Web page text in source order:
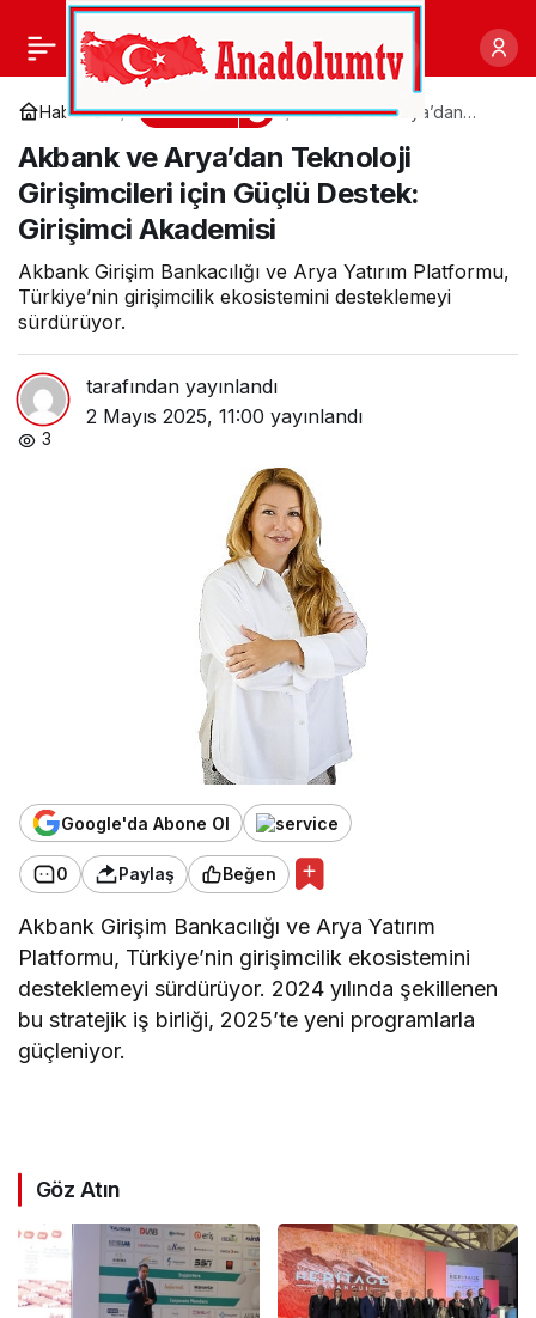
Haberler Ekonomi
Akbank ve Arya’dan
Güçlü Destek: Girişimci
Akademisi
Akbank ve Arya’dan Teknoloji
Girişimcileri için Güçlü Destek:
Girişimci Akademisi
Akbank Girişim Bankacılığı ve Arya Yatırım Platformu,
Türkiye’nin girişimcilik ekosistemini desteklemeyi
sürdürüyor.
tarafından yayınlandı
2 Mayıs 2025, 11:00 yayınlandı
3
Google'da Abone Ol
0 Paylaş Beğen
Akbank Girişim Bankacılığı ve Arya Yatırım
Platformu, Türkiye’nin girişimcilik ekosistemini
desteklemeyi sürdürüyor. 2024 yılında şekillenen
bu stratejik iş birliği, 2025’te yeni programlarla
güçleniyor.
Göz Atın
Bekaert de artık geri
kazanım suyu kullanıyor.
Paylaş